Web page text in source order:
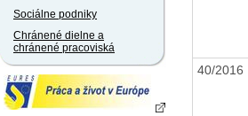
Sociálne podniky
Chránené dielne a
chránené pracoviská
40/2016